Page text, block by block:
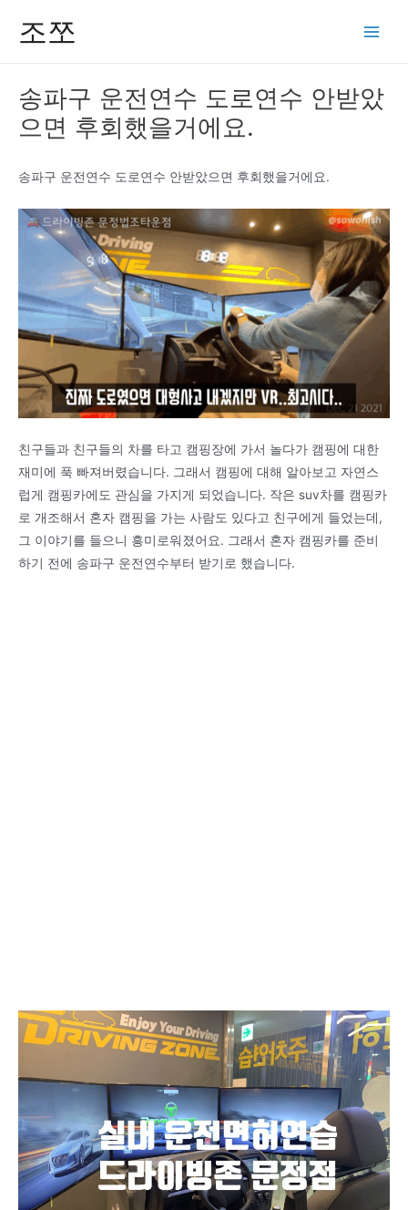
조쪼
송파구 운전연수 도로연수 안받았
으면 후회했을거에요.
송파구 운전연수 도로연수 안받았으면 후회했을거에요.
친구들과 친구들의 차를 타고 캠핑장에 가서 놀다가 캠핑에 대한
재미에 푹 빠져버렸습니다. 그래서 캠핑에 대해 알아보고 자연스
럽게 캠핑카에도 관심을 가지게 되었습니다. 작은 suv차를 캠핑카
로 개조해서 혼자 캠핑을 가는 사람도 있다고 친구에게 들었는데,
그 이야기를 들으니 흥미로워졌어요. 그래서 혼자 캠핑카를 준비
하기 전에 송파구 운전연수부터 받기로 했습니다.